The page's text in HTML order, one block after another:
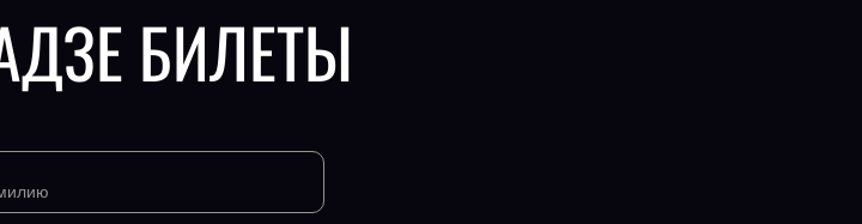
БИЛЕТЫ